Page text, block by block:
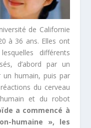
de Californie
à 36 ans. Elles ont
différents
d’abord par un
humain, puis par
du cerveau
et du robot
a commencé à
humaine », les